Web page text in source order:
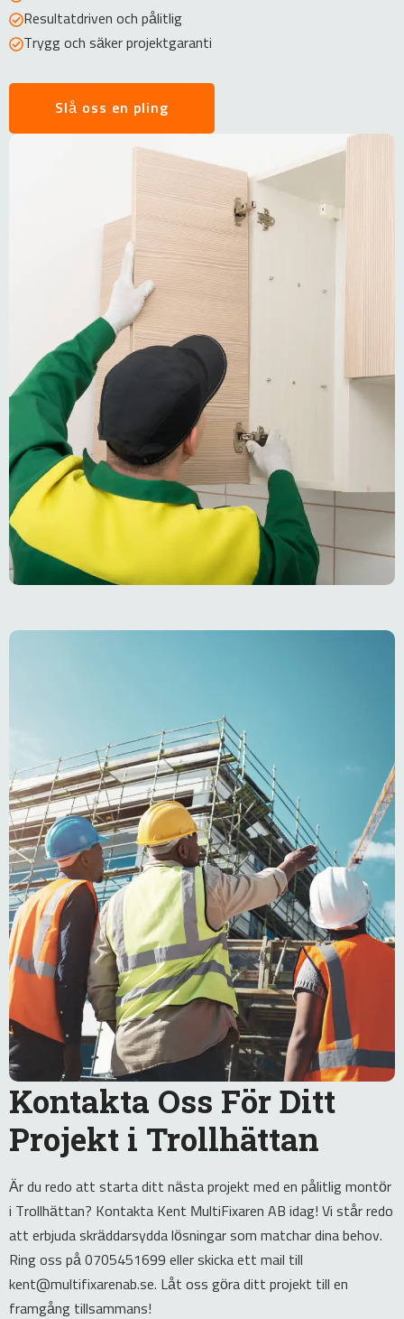
Resultatdriven och pålitlig
Trygg och säker projektgaranti
Slå oss en pling
Kontakta Oss För Ditt
Projekt i Trollhättan
Är du redo att starta ditt nästa projekt med en pålitlig montör
i Trollhättan? Kontakta Kent MultiFixaren AB idag! Vi står redo
att erbjuda skräddarsydda lösningar som matchar dina behov.
Ring oss på 0705451699 eller skicka ett mail till
kent@multifixarenab.se. Låt oss göra ditt projekt till en
framgång tillsammans!